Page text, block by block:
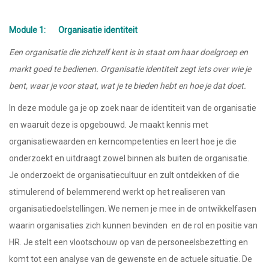
Module 1: Organisatie identiteit
Een organisatie die zichzelf kent is in staat om haar doelgroep en
markt goed te bedienen. Organisatie identiteit zegt iets over wie je
bent, waar je voor staat, wat je te bieden hebt en hoe je dat doet.
In deze module ga je op zoek naar de identiteit van de organisatie
en waaruit deze is opgebouwd. Je maakt kennis met
organisatiewaarden en kerncompetenties en leert hoe je die
onderzoekt en uitdraagt zowel binnen als buiten de organisatie.
Je onderzoekt de organisatiecultuur en zult ontdekken of die
stimulerend of belemmerend werkt op het realiseren van
organisatiedoelstellingen. We nemen je mee in de ontwikkelfasen
waarin organisaties zich kunnen bevinden en de rol en positie van
HR. Je stelt een vlootschouw op van de personeelsbezetting en
komt tot een analyse van de gewenste en de actuele situatie. De